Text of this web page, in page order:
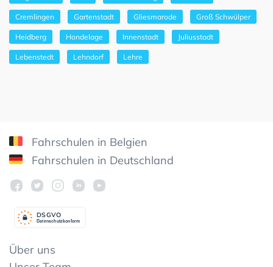
Cremlingen Gartenstadt Gliesmarode Groß Schwülper
Heidberg Hondelage Innenstadt Juliusstadt
Lebenstedt Lehndorf Lehre
Fahrschulen in Belgien
Fahrschulen in Deutschland
Datenschutzkonform
DSGVO
Über uns